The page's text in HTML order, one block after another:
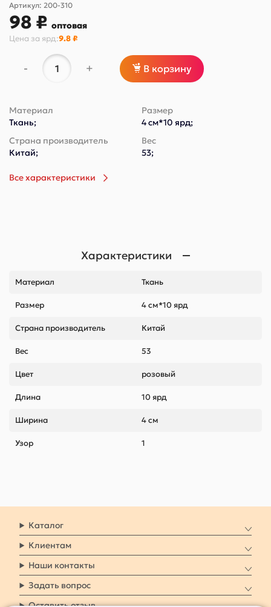
Артикул: 200-310
98 ₽ оптовая
Цена за ярд:9.8 ₽
- + В корзину
Материал
Ткань;
Размер
4 см*10 ярд;
Страна производитель
Китай;
Вес
53;
Все характеристики
Характеристики
Материал Ткань
Размер 4 см*10 ярд
Страна производитель Китай
Вес 53
Цвет розовый
Длина 10 ярд
Ширина 4 см
Узор 1
Каталог
Клиентам
Наши контакты
Задать вопрос